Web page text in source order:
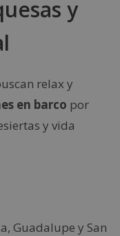
y
relax y
en barco por
y vida
Guadalupe y San